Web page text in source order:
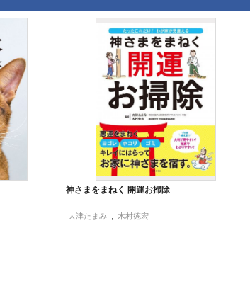
神さまをまねく 開運お掃除
大津たまみ 木村徳宏